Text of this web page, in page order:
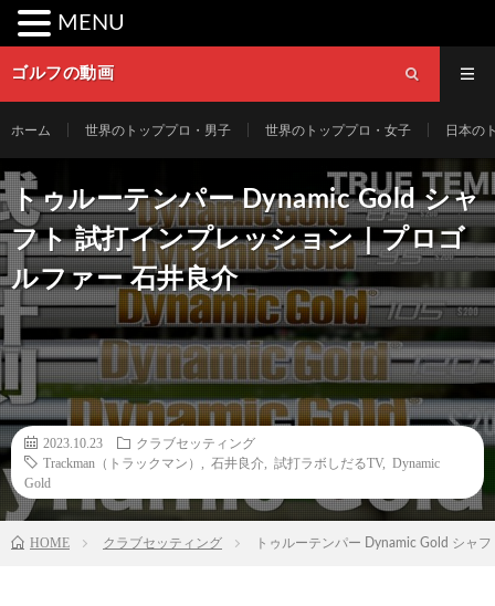
ゴルフの動画
ホーム 世界のトッププロ・男子 世界のトッププロ・女子 日本の
トゥルーテンパー Dynamic Gold シャ
フト 試打インプレッション｜プロゴ
ルファー 石井良介
2023.10.23
クラブセッティング
Trackman（トラックマン）
石井良介 試打ラボしだるTV, Dynamic
Gold
HOME クラブセッティング トゥルーテンパー Dynamic Gold シャ
MENU